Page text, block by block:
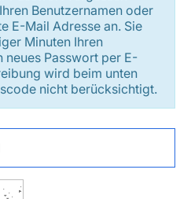
Benutzernamen oder
E-Mail Adresse an. Sie
Minuten Ihren
neues Passwort per E-
wird beim unten
nicht berücksichtigt.